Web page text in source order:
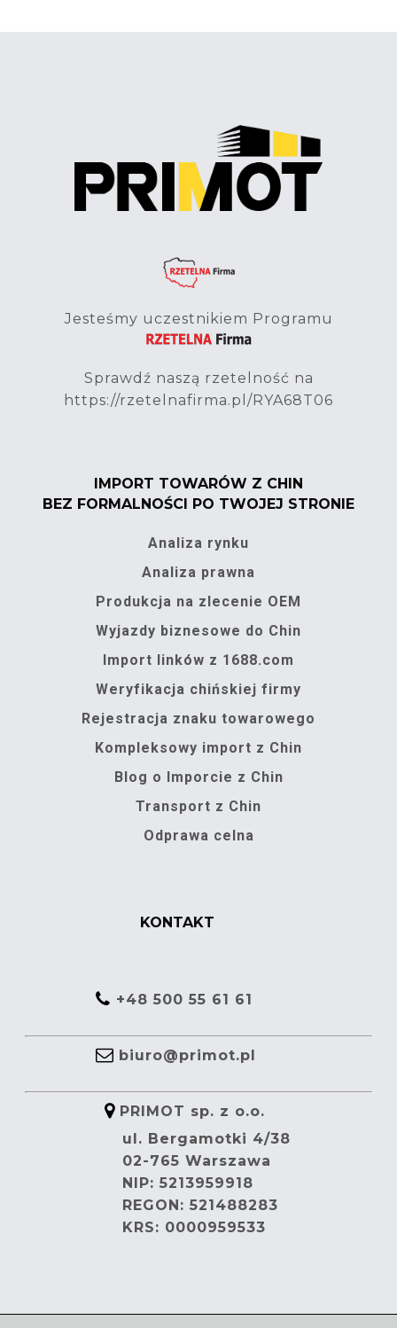
Jesteśmy uczestnikiem Programu
Sprawdź naszą rzetelność na
https://rzetelnafirma.pl/RYA68T06
IMPORT TOWARÓW Z CHIN
BEZ FORMALNOŚCI PO TWOJEJ STRONIE
Analiza rynku
Analiza prawna
Produkcja na zlecenie OEM
Wyjazdy biznesowe do Chin
Import linków z 1688.com
Weryfikacja chińskiej firmy
Rejestracja znaku towarowego
Kompleksowy import z Chin
Blog o Imporcie z Chin
Transport z Chin
Odprawa celna
KONTAKT
+48 500 55 61 61
biuro@primot.pl
PRIMOT sp. z o.o.
ul. Bergamotki 4/38
02-765 Warszawa
NIP: 5213959918
REGON: 521488283
KRS: 0000959533